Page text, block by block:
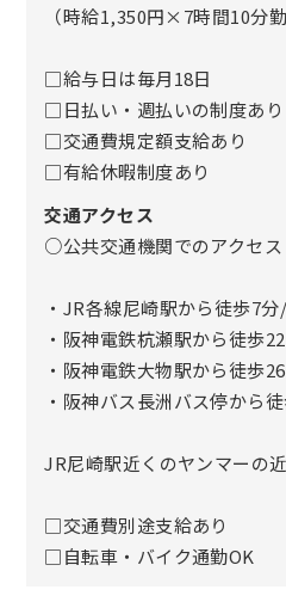
（時給1,350円×7時間10分
□給与日は毎月18日
□日払い・週払いの制度あり
□交通費規定額支給あり
□有給休暇制度あり
交通アクセス
○公共交通機関でのアクセス
・JR各線尼崎駅から徒歩7
・阪神電鉄杭瀬駅から徒歩
・阪神電鉄大物駅から徒歩
・阪神バス長洲バス停から
JR尼崎駅近くのヤンマーの
□交通費別途支給あり
□自転車・バイク通勤OK